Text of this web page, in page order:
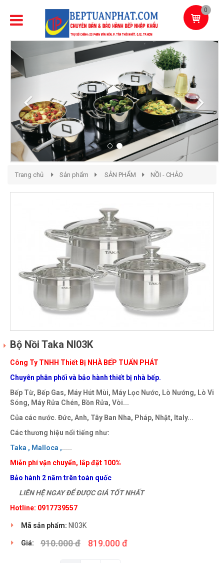
0
Previous
Trang chủ Sản phẩm SẢN PHẨM NỒI - CHẢO
Bộ Nồi Taka NI03K
Công Ty TNHH Thiết Bị NHÀ BẾP TUẤN PHÁT
Chuyên phân phối và bảo hành thiết bị nhà bếp.
Bếp Từ, Bếp Gas, Máy Hút Mùi, Máy Lọc Nước, Lò Nướng, Lò Vi
Sóng, Máy Rửa Chén, Bồn Rửa, Vòi...
Của các nước. Đức, Anh, Tây Ban Nha, Pháp, Nhật, Italy...
Các thương hiệu nổi tiếng như:
Taka , Malloca ,.....
Miễn phí vận chuyển, lắp đặt 100%
Bảo hành 2 năm trên toàn quốc
LIÊN HỆ NGAY ĐỂ ĐƯỢC GIÁ TỐT NHẤT
Hotline: 0917739557
Mã sản phẩm: NI03K
Giá: 910.000 đ 819.000 đ